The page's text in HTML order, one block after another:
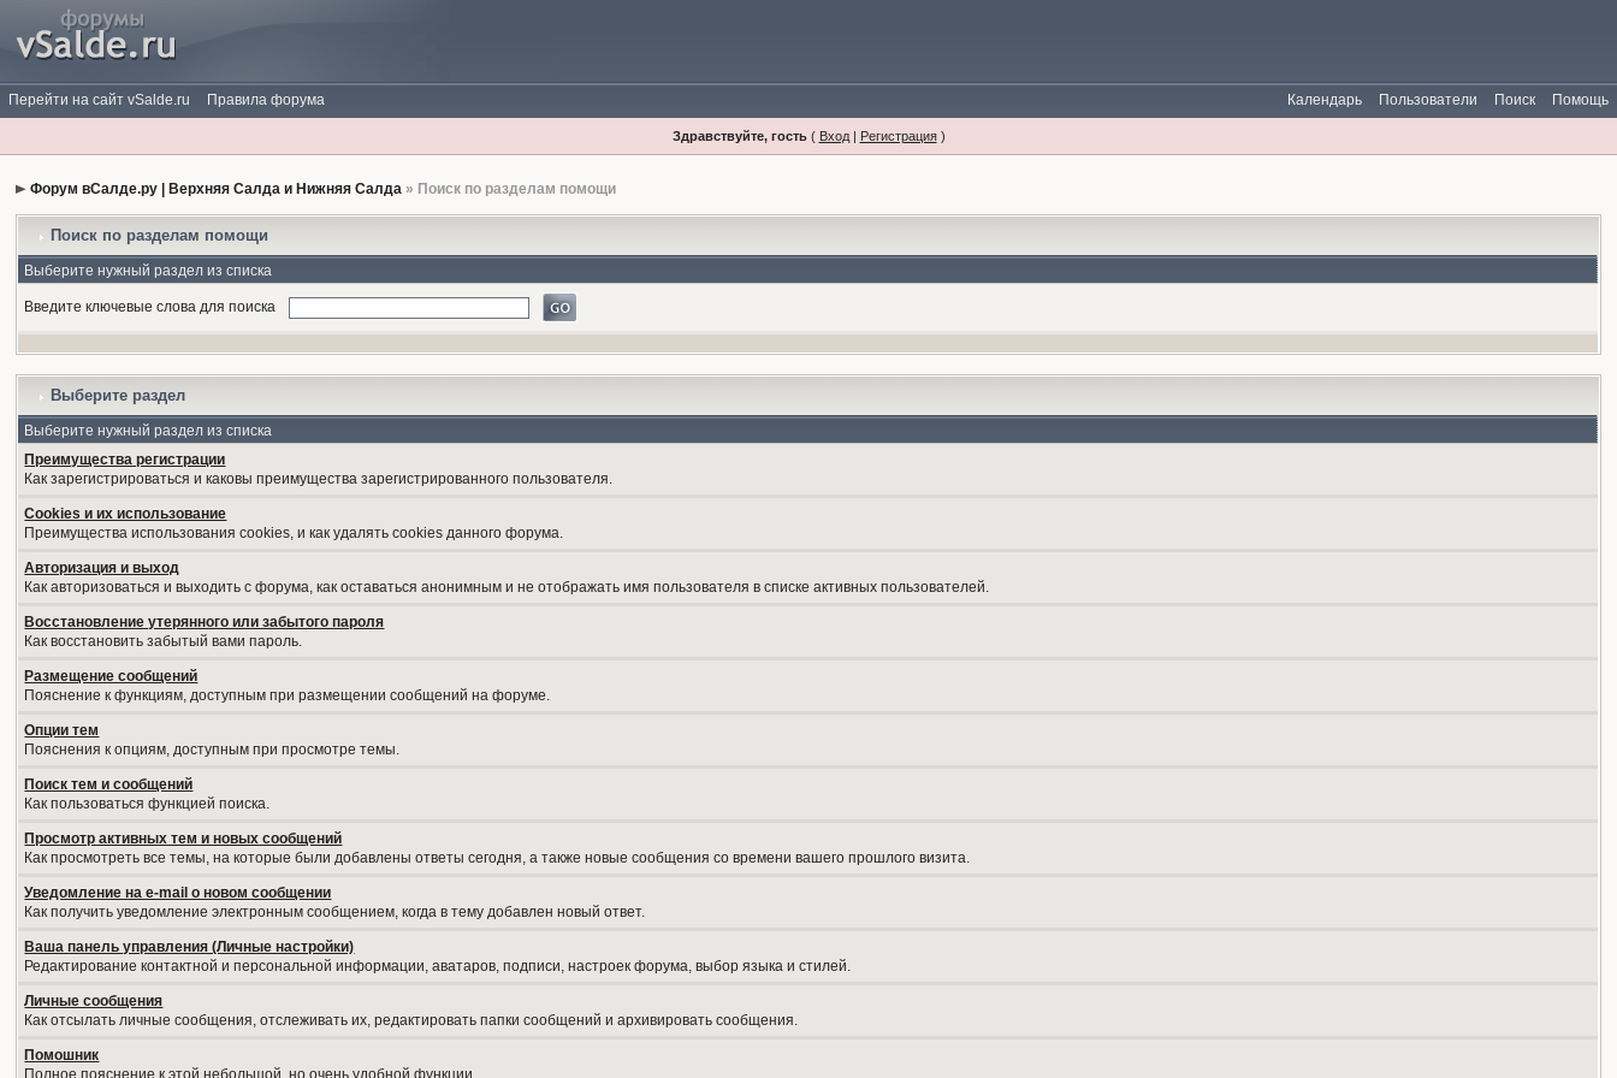
Перейти на сайт vSalde.ru Правила форума Помощь
Поиск
Пользователи
Календарь
Здравствуйте, гость( Вход| Регистрация)
Форум вСалде.ру | Верхняя Салда и Нижняя Салда » Поиск по разделам помощи
Поиск по разделам помощи
Выберите нужный раздел из списка
Введите ключевые слова для поиска
Выберите раздел
Выберите нужный раздел из списка
Преимущества регистрации
Как зарегистрироваться и каковы преимущества зарегистрированного пользователя.
Cookies и их использование
Преимущества использования cookies, и как удалять cookies данного форума.
Авторизация и выход
Как авторизоваться и выходить с форума, как оставаться анонимным и не отображать имя пользователя в списке активных пользователей.
Восстановление утерянного или забытого пароля
Как восстановить забытый вами пароль.
Размещение сообщений
Пояснение к функциям, доступным при размещении сообщений на форуме.
Опции тем
Пояснения к опциям, доступным при просмотре темы.
Поиск тем и сообщений
Как пользоваться функцией поиска.
Просмотр активных тем и новых сообщений
Как просмотреть все темы, на которые были добавлены ответы сегодня, а также новые сообщения со времени вашего прошлого визита.
Уведомление на е-mail о новом сообщении
Как получить уведомление электронным сообщением, когда в тему добавлен новый ответ.
Ваша панель управления (Личные настройки)
Редактирование контактной и персональной информации, аватаров, подписи, настроек форума, выбор языка и стилей.
Личные сообщения
Как отсылать личные сообщения, отслеживать их, редактировать папки сообщений и архивировать сообщения.
Помошник
Полное пояснение к этой небольшой, но очень удобной функции